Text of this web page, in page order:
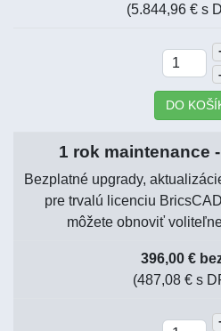
(5.844,96 € s
DO
1 rok maintenance
Bezplatné upgrady,
pre trvalú licenciu
môžete obnoviť
396,00 €
(487,08 € s